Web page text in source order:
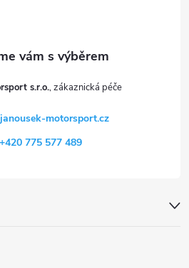
s.r.o.
janousek-motorsport.cz
+420 775 577 489